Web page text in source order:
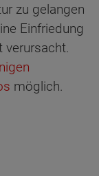
zu gelangen
Einfriedung
verursacht.
möglich.